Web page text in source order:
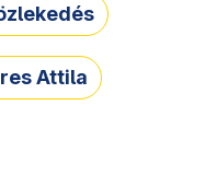
Attila